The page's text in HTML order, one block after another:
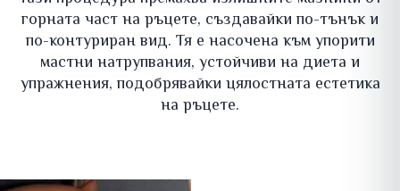
горната част на ръцете, създавайки по-тънък и
по-контуриран вид. Тя е насочена към упорити
мастни натрупвания, устойчиви на диета и
упражнения, подобрявайки цялостната естетика
на ръцете.